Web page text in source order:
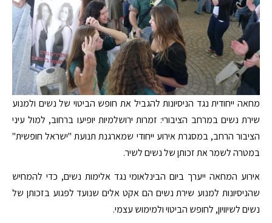
מחאה ייחודית נגד הניסיונות להגביל את חופש הביטוי של נשים ולמנוע
שירת נשים במרחב הציבורי: זמרות ירושלמיות יופיעו ברחוב, למול עיני
הציבור הרחב, במסגרת אירוע ייחודי שמארגנת תנועת "ישראל חופשית"
במטרה לשמר את זכותן של נשים לשיר.
אירוע המחאה ייערך ביום הבינלאומי נגד אלימות נשים, כדי להמחיש
שהניסיונות למנוע שירת נשים הם אקט אלים שנועד לפגוע בזכותן של
נשים לשיוויון, לחופש הביטוי ולמימוש עצמי.